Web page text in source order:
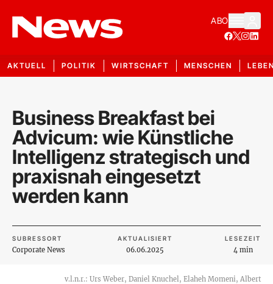
ABO
AKTUELL POLITIK WIRTSCHAFT MENSCHEN
Business Breakfast bei
Advicum: wie Künstliche
Intelligenz strategisch und
praxisnah eingesetzt
werden kann
SUBRESSORT
Corporate News
AKTUALISIERT
06.06.2025
LESEZEIT
4 min
v.l.n.r.: Urs Weber, Daniel Knuchel, Elaheh Momeni, Albert